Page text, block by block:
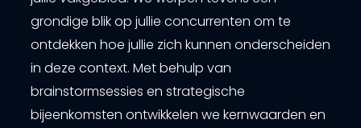
grondige blik op jullie concurrenten om te
ontdekken hoe jullie zich kunnen onderscheiden
in deze context. Met behulp van
brainstormsessies en strategische
bijeenkomsten ontwikkelen we kernwaarden en